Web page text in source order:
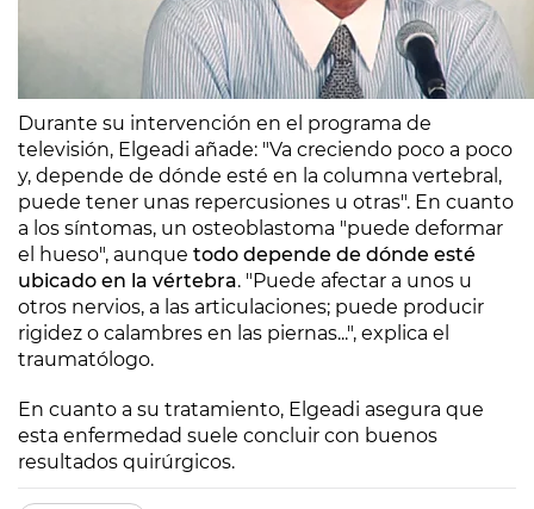
Durante su intervención en el programa de
televisión, Elgeadi añade: "Va creciendo poco a poco
y, depende de dónde esté en la columna vertebral,
puede tener unas repercusiones u otras". En cuanto
a los síntomas, un osteoblastoma "puede deformar
el hueso", aunque todo depende de dónde esté
ubicado en la vértebra. "Puede afectar a unos u
otros nervios, a las articulaciones; puede producir
rigidez o calambres en las piernas...", explica el
traumatólogo.
En cuanto a su tratamiento, Elgeadi asegura que
esta enfermedad suele concluir con buenos
resultados quirúrgicos.